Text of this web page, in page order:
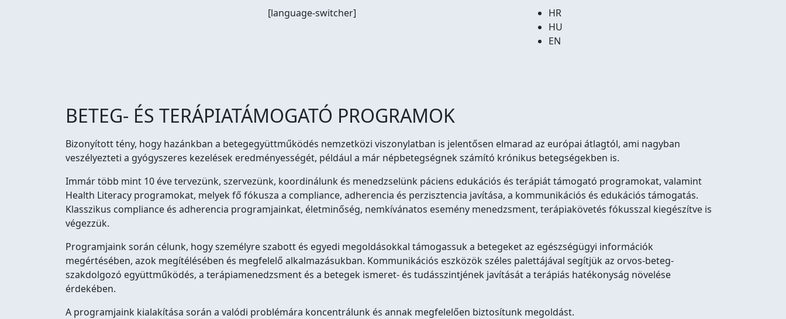
[language-switcher]
HR
HU
EN
BETEG- ÉS TERÁPIATÁMOGATÓ PROGRAMOK
Bizonyított tény, hogy hazánkban a betegegyüttműködés nemzetközi viszonylatban is jelentősen elmarad az európai átlagtól, ami nagyban
veszélyezteti a gyógyszeres kezelések eredményességét, például a már népbetegségnek számító krónikus betegségekben is.
Immár több mint 10 éve tervezünk, szervezünk, koordinálunk és menedzselünk páciens edukációs és terápiát támogató programokat, valamint
Health Literacy programokat, melyek fő fókusza a compliance, adherencia és perzisztencia javítása, a kommunikációs és edukációs támogatás.
Klasszikus compliance és adherencia programjainkat, életminőség, nemkívánatos esemény menedzsment, terápiakövetés fókusszal kiegészítve is
végezzük.
Programjaink során célunk, hogy személyre szabott és egyedi megoldásokkal támogassuk a betegeket az egészségügyi információk
megértésében, azok megítélésében és megfelelő alkalmazásukban. Kommunikációs eszközök széles palettájával segítjük az orvos-beteg-
szakdolgozó együttműködés, a terápiamenedzsment és a betegek ismeret- és tudásszintjének javítását a terápiás hatékonyság növelése
érdekében.
A programjaink kialakítása során a valódi problémára koncentrálunk és annak megfelelően biztosítunk megoldást.